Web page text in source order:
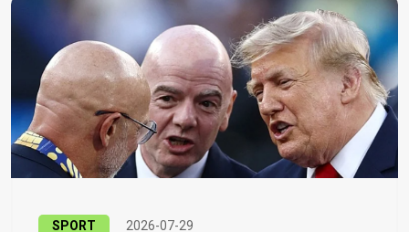
SPORT 2026-07-29